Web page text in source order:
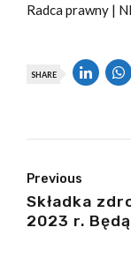
Radca prawny |
SHARE
Previous
Składka
2023 r.